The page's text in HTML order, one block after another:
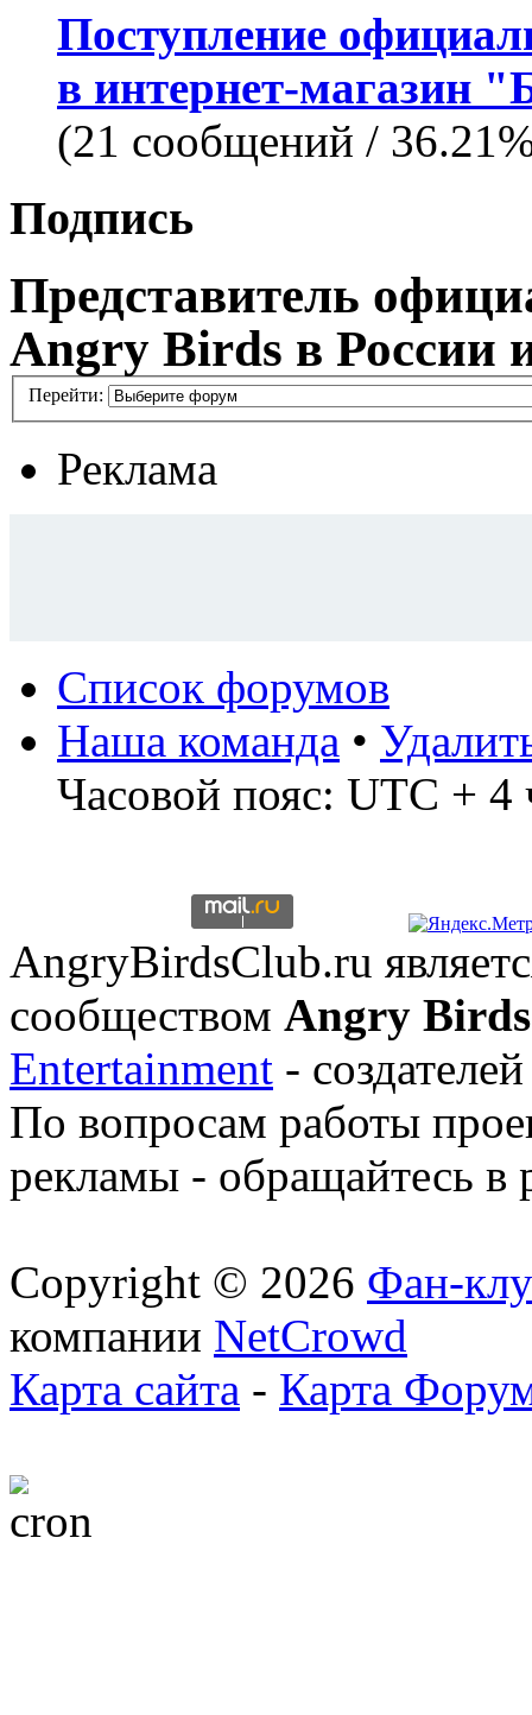
Поступление
в интернет-магазин
(21 сообщений /
Подпись
Представитель
Angry Birds в России
Перейти:
Реклама
Список форумов
Наша команда •
Часовой пояс: UTC + 4
AngryBirdsClub.ru
сообществом Angry Birds
Entertainment -
По вопросам работы
рекламы - обращайтесь в
Copyright © 2026 Фан-
компании NetCrowd
Карта сайта - Карта